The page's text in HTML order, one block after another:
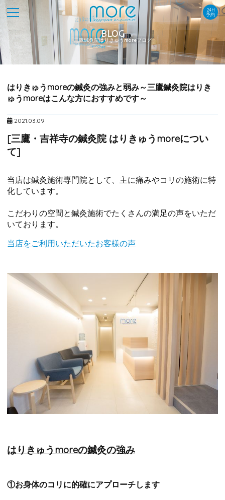
24H
予約
BLOG
三鷹鍼灸院はりきゅうmoreブログ
はりきゅうmoreの鍼灸の強みと弱み～三鷹鍼灸院はりき
ゅうmoreはこんな方におすすめです～
2021.03.09
[三鷹・吉祥寺の鍼灸院 はりきゅうmoreについ
て]
当店は鍼灸施術専門院として、主に痛みやコリの施術に特
化しています。
こだわりの空間と鍼灸施術でたくさんの満足の声をいただ
いております。
当店をご利用いただいたお客様の声
はりきゅうmoreの鍼灸の強み
①お身体のコリに的確にアプローチします